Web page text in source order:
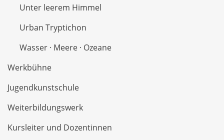
Unter leerem Himmel
Urban Tryptichon
Wasser · Meere · Ozeane
Werkbühne
Jugendkunstschule
Weiterbildungswerk
Kursleiter und Dozentinnen